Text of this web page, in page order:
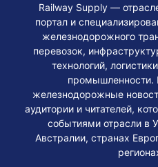
Railway Supply —
портал и
железнодорожного
перевозок,
технологий,
промышленности.
железнодорожные
аудитории и читателей,
событиями отрасли в
Австралии, странах